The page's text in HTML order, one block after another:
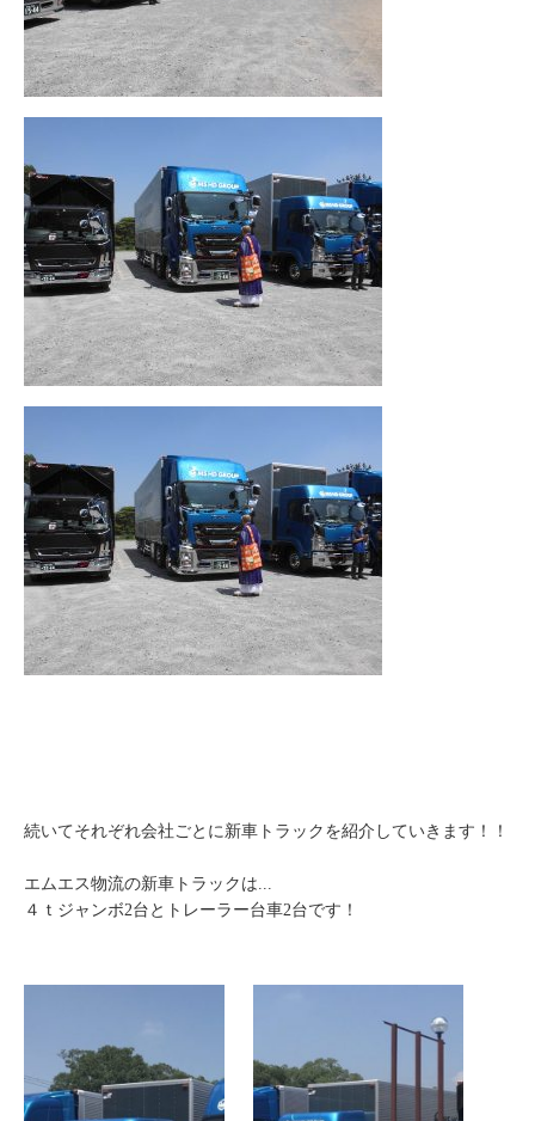
続いてそれぞれ会社ごとに新車トラックを紹介していきます！！
エムエス物流の新車トラックは...
４ｔジャンボ2台とトレーラー台車2台です！